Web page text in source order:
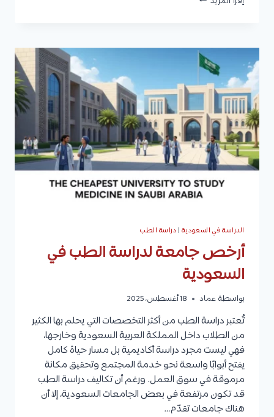
|
التخصصات،
القبول،
الرسوم،
والتقديم
الدراسة في السعودية| دراسة الطب
أرخص جامعة لدراسة الطب في
السعودية
بواسطة عماد 18 أغسطس، 2025
تُعتبر دراسة الطب من أكثر التخصصات التي يحلم بها الكثير
من الطلاب داخل المملكة العربية السعودية وخارجها،
فهي ليست مجرد دراسة أكاديمية بل مسار حياة كامل
يفتح أبوابًا واسعة نحو خدمة المجتمع وتحقيق مكانة
مرموقة في سوق العمل. ورغم أن تكاليف دراسة الطب
قد تكون مرتفعة في بعض الجامعات السعودية، إلا أن
هناك جامعات تقدّم…